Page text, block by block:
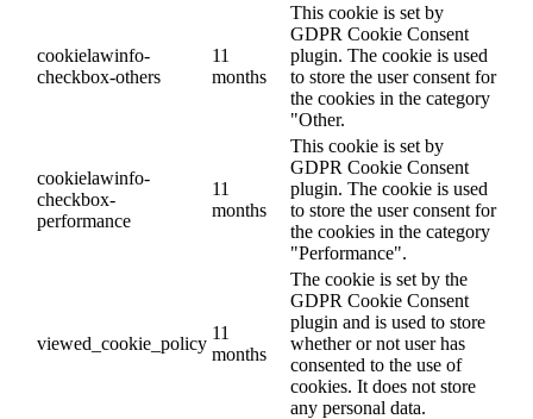
cookielawinfo-
checkbox-others
11
months
This cookie is set by
GDPR Cookie Consent
plugin. The cookie is used
to store the user consent for
the cookies in the category
"Other.
cookielawinfo-
checkbox-
performance
11
months
This cookie is set by
GDPR Cookie Consent
plugin. The cookie is used
to store the user consent for
the cookies in the category
"Performance".
viewed_cookie_policy
11
months
The cookie is set by the
GDPR Cookie Consent
plugin and is used to store
whether or not user has
consented to the use of
cookies. It does not store
any personal data.